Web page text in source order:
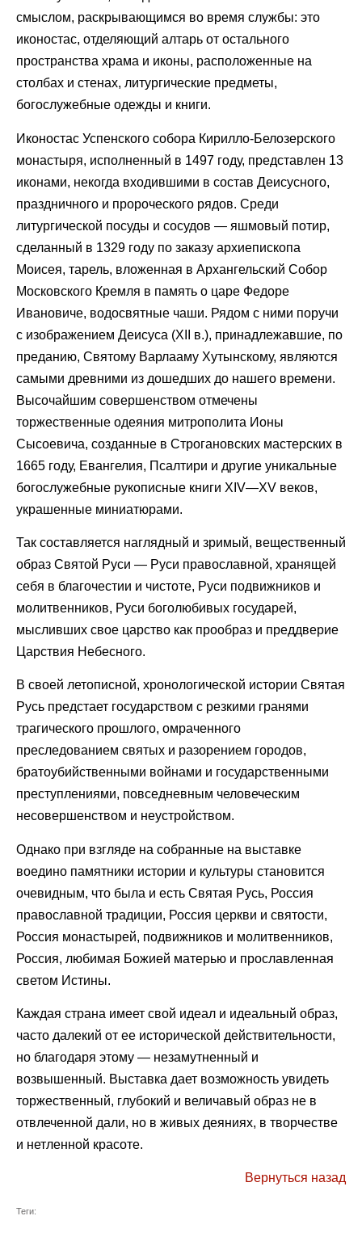
смыслом, раскрывающимся во время службы: это
иконостас, отделяющий алтарь от остального
пространства храма и иконы, расположенные на
столбах и стенах, литургические предметы,
богослужебные одежды и книги.
Иконостас Успенского собора Кирилло-Белозерского
монастыря, исполненный в 1497 году, представлен 13
иконами, некогда входившими в состав Деисусного,
праздничного и пророческого рядов. Среди
литургической посуды и сосудов — яшмовый потир,
сделанный в 1329 году по заказу архиепископа
Моисея, тарель, вложенная в Архангельский Собор
Московского Кремля в память о царе Федоре
Ивановиче, водосвятные чаши. Рядом с ними поручи
с изображением Деисуса (XII в.), принадлежавшие, по
преданию, Святому Варлааму Хутынскому, являются
самыми древними из дошедших до нашего времени.
Высочайшим совершенством отмечены
торжественные одеяния митрополита Ионы
Сысоевича, созданные в Строгановских мастерских в
1665 году, Евангелия, Псалтири и другие уникальные
богослужебные рукописные книги XIV—XV веков,
украшенные миниатюрами.
Так составляется наглядный и зримый, вещественный
образ Святой Руси — Руси православной, хранящей
себя в благочестии и чистоте, Руси подвижников и
молитвенников, Руси боголюбивых государей,
мысливших свое царство как прообраз и преддверие
Царствия Небесного.
В своей летописной, хронологической истории Святая
Русь предстает государством с резкими гранями
трагического прошлого, омраченного
преследованием святых и разорением городов,
братоубийственными войнами и государственными
преступлениями, повседневным человеческим
несовершенством и неустройством.
Однако при взгляде на собранные на выставке
воедино памятники истории и культуры становится
очевидным, что была и есть Святая Русь, Россия
православной традиции, Россия церкви и святости,
Россия монастырей, подвижников и молитвенников,
Россия, любимая Божией матерью и прославленная
светом Истины.
Каждая страна имеет свой идеал и идеальный образ,
часто далекий от ее исторической действительности,
но благодаря этому — незамутненный и
возвышенный. Выставка дает возможность увидеть
торжественный, глубокий и величавый образ не в
отвлеченной дали, но в живых деяниях, в творчестве
и нетленной красоте.
Вернуться назад
Теги: